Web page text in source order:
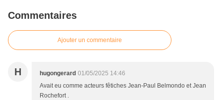
Commentaires
Ajouter un commentaire
H hugongerard 01/05/2025 14:46
Avait eu comme acteurs fêtiches Jean-Paul Belmondo et Jean
Rochefort .